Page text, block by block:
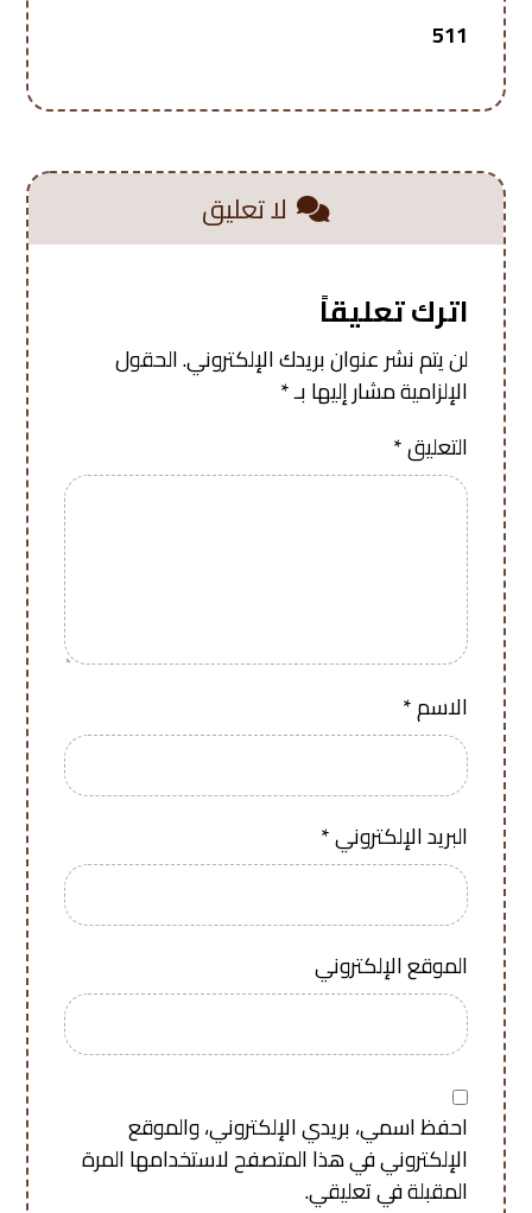
511
لا تعليق
اترك تعليقاً
لن يتم نشر عنوان بريدك الإلكتروني.الحقول
الإلزامية مشار إليها بـ*
التعليق*
الاسم*
البريد الإلكتروني*
الموقع الإلكتروني
احفظ اسمي، بريدي الإلكتروني، والموقع
الإلكتروني في هذا المتصفح لاستخدامها المرة
المقبلة في تعليقي.